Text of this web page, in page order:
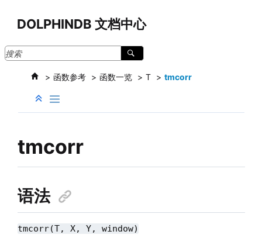
DOLPHINDB 文档中心
函数参考 函数一览 T tmcorr
tmcorr
语法
tmcorr(T, X, Y, window)